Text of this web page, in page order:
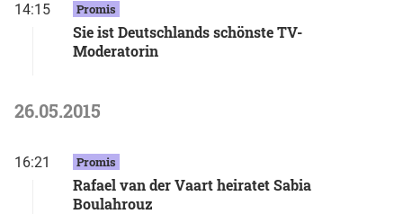
14:15 Promis
Sie ist Deutschlands schönste TV-
Moderatorin
26.05.2015
16:21 Promis
Rafael van der Vaart heiratet Sabia
Boulahrouz